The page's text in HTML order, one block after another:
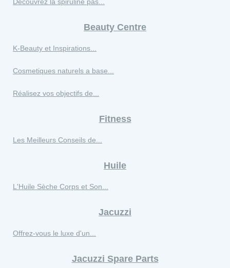
Découvrez la spiruline pas...
Beauty Centre
K‑Beauty et Inspirations...
Cosmetiques naturels a base...
Réalisez vos objectifs de...
Fitness
Les Meilleurs Conseils de...
Huile
L'Huile Sèche Corps et Son...
Jacuzzi
Offrez-vous le luxe d'un...
Jacuzzi Spare Parts